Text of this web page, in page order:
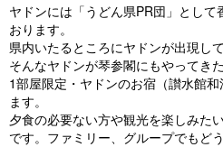
ヤドンには「うどん県PR団」とし
おります。
県内いたるところにヤドンが出現し
そんなヤドンが琴参閣にもやってきた
1部屋限定・ヤドンのお宿（讃水館
ます。
夕食の必要ない方や観光を楽しみた
です。ファミリー、グループでもど